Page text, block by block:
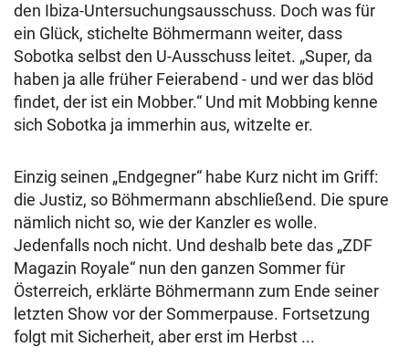
den Ibiza-Untersuchungsausschuss. Doch was für
ein Glück, stichelte Böhmermann weiter, dass
Sobotka selbst den U-Ausschuss leitet. „Super, da
haben ja alle früher Feierabend - und wer das blöd
findet, der ist ein Mobber.“ Und mit Mobbing kenne
sich Sobotka ja immerhin aus, witzelte er.
Einzig seinen „Endgegner“ habe Kurz nicht im Griff:
die Justiz, so Böhmermann abschließend. Die spure
nämlich nicht so, wie der Kanzler es wolle.
Jedenfalls noch nicht. Und deshalb bete das „ZDF
Magazin Royale“ nun den ganzen Sommer für
Österreich, erklärte Böhmermann zum Ende seiner
letzten Show vor der Sommerpause. Fortsetzung
folgt mit Sicherheit, aber erst im Herbst ...